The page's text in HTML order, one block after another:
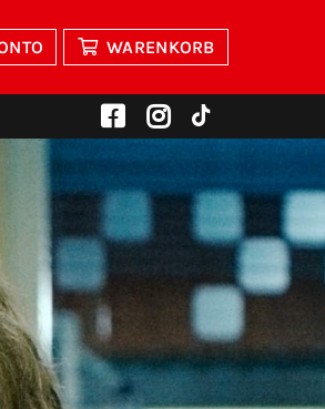
WARENKORB